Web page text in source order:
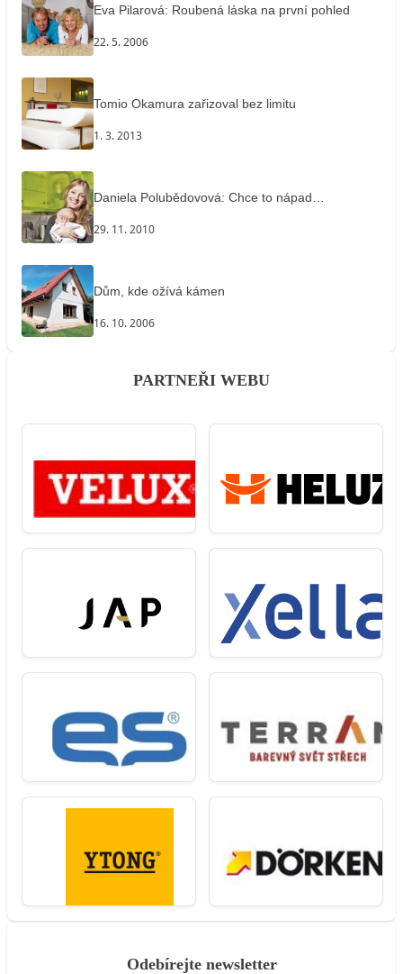
Eva Pilarová: Roubená láska na první pohled
22. 5. 2006
Tomio Okamura zařizoval bez limitu
1. 3. 2013
Daniela Polubědovová: Chce to nápad…
29. 11. 2010
Dům, kde ožívá kámen
16. 10. 2006
PARTNEŘI WEBU
Odebírejte newsletter